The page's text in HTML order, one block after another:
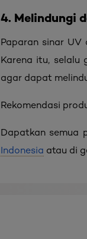
4. Melindungi
Paparan sinar
Karena itu, selalu
agar dapat
Rekomendasi
Dapatkan semua
Indonesia atau di